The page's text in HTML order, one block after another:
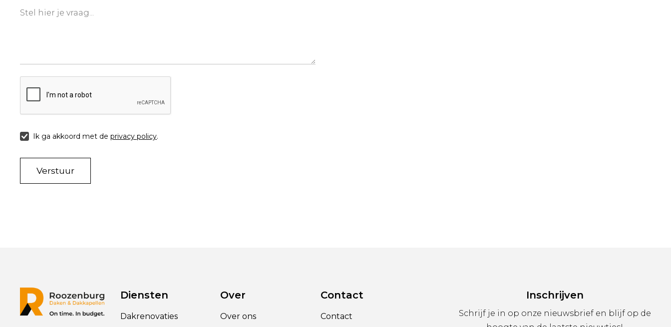
Ik ga akkoord met de privacy policy.
Diensten
Dakrenovaties
Over
Over ons
Contact
Contact
Inschrijven
Schrijf je in op onze nieuwsbrief en blijf op de